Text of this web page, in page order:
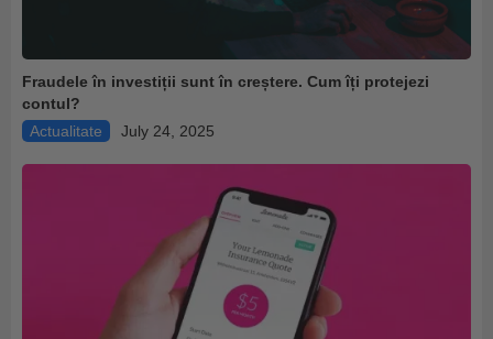
Fraudele în investiții sunt în creștere. Cum îți protejezi
contul?
Actualitate
July 24, 2025